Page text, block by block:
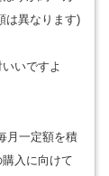
は異なります)
いですよ
月一定額を積
入に向けて